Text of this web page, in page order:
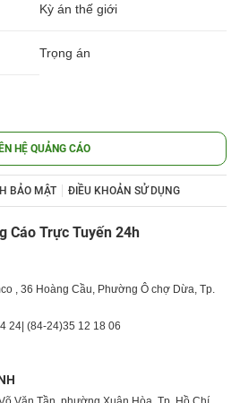
Kỳ án thế giới
Trọng án
HỆ QUẢNG CÁO
BẢO MẬT ĐIỀU KHOẢN SỬ DỤNG
Cáo Trực Tuyến 24h
, 36 Hoàng Cầu, Phường Ô chợ Dừa, Tp.
24| (84-24)35 12 18 06